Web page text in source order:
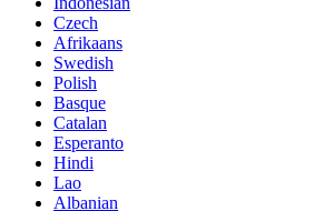
Czech
Afrikaans
Swedish
Polish
Basque
Catalan
Esperanto
Hindi
Lao
Albanian